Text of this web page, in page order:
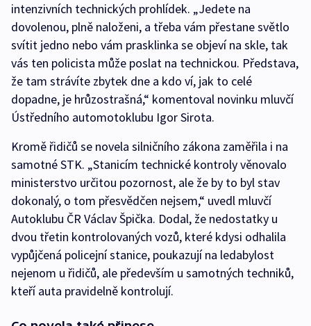
intenzivních technických prohlídek. „Jedete na
dovolenou, plně naloženi, a třeba vám přestane světlo
svítit jedno nebo vám prasklinka se objeví na skle, tak
vás ten policista může poslat na technickou. Představa,
že tam strávíte zbytek dne a kdo ví, jak to celé
dopadne, je hrůzostrašná,“ komentoval novinku mluvčí
Ústředního automotoklubu Igor Sirota.
Kromě řidičů se novela silničního zákona zaměřila i na
samotné STK. „Stanicím technické kontroly věnovalo
ministerstvo určitou pozornost, ale že by to byl stav
dokonalý, o tom přesvědčen nejsem,“ uvedl mluvčí
Autoklubu ČR Václav Špička. Dodal, že nedostatky u
dvou třetin kontrolovaných vozů, které kdysi odhalila
vypůjčená policejní stanice, poukazují na ledabylost
nejenom u řidičů, ale především u samotných techniků,
kteří auta pravidelně kontrolují.